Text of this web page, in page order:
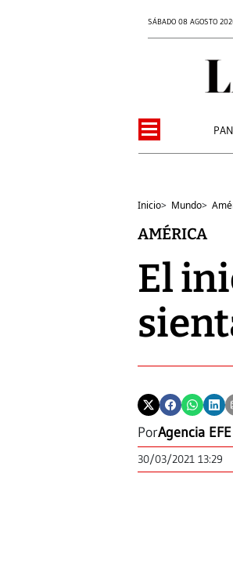
SÁBADO 08 AGOSTO
Inicio> Mundo>
AMÉRICA
El
PorAgencia EFE
30/03/2021 13:29